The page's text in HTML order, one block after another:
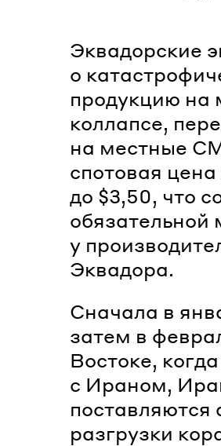
Эквадорские
о
продукцию на
коллапсе,
на местные
спотовая
до $3,50, что
у
Эквадора.
Сначала в
затем в
Востоке,
с Ираном,
разгрузки